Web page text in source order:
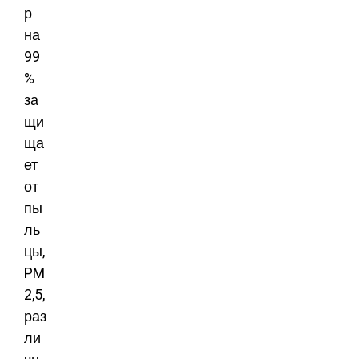
р
на
99
%
за
щи
ща
ет
от
пы
ль
цы,
PM
2,5,
раз
ли